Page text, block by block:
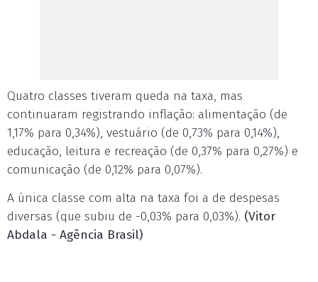
Quatro classes tiveram queda na taxa, mas
continuaram registrando inflação: alimentação (de
1,17% para 0,34%), vestuário (de 0,73% para 0,14%),
educação, leitura e recreação (de 0,37% para 0,27%) e
comunicação (de 0,12% para 0,07%).
A única classe com alta na taxa foi a de despesas
diversas (que subiu de -0,03% para 0,03%). (Vitor
Abdala - Agência Brasil)